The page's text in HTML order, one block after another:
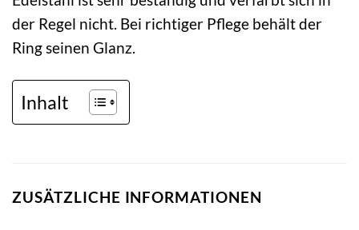
der Regel nicht. Bei richtiger Pflege behält der
Ring seinen Glanz.
Inhalt
ZUSÄTZLICHE INFORMATIONEN